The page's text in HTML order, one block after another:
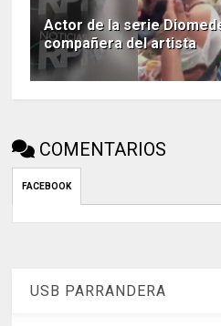
Actor de la serie
compañera del artista
COMENTARIOS
FACEBOOK
USB PARRANDERA